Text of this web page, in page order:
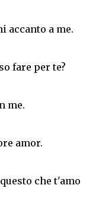
accanto a me.
fare per te?
me.
amor.
che t'amo